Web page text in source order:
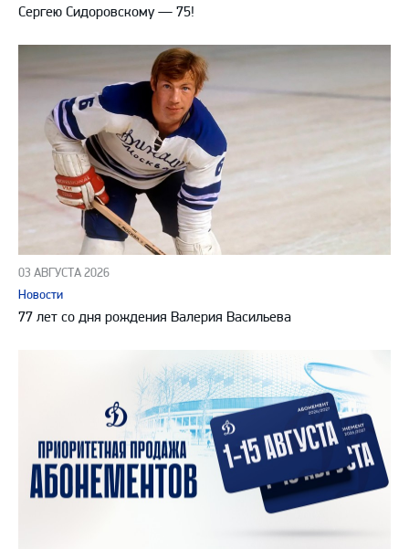
Сергею Сидоровскому — 75!
03 АВГУСТА 2026
Новости
77 лет со дня рождения Валерия Васильева